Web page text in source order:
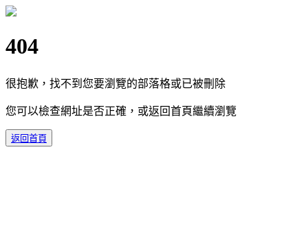
404
很抱歉，找不到您要瀏覽的部落格或已被刪除
您可以檢查網址是否正確，或返回首頁繼續瀏覽
返回首頁